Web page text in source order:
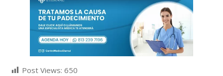
Post Views: 650